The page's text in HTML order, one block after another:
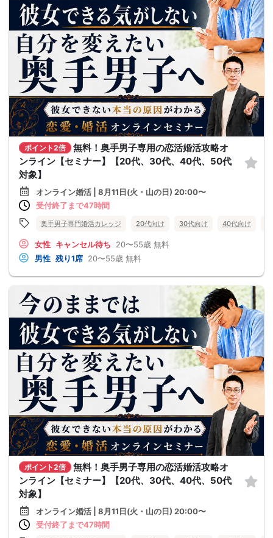
ポイント2倍
無料！奥手男子専用の恋活婚活攻略オ
ンライン【セミナー】【20代、30代、40代、50代
対象】
オンライン婚活 | 8月11日(火・山の日) 20:00〜
受付終了まで47時間
奥手男子専門婚活カレッジ 20代向け 30代向け 40代向け
女性 キャンセル待ち 20〜55歳 無料
男性 残り1席 20〜55歳 無料
ポイント2倍
無料！奥手男子専用の恋活婚活攻略オ
ンライン【セミナー】【20代、30代、40代、50代
対象】
オンライン婚活 | 8月11日(火・山の日) 20:00〜
受付終了まで47時間